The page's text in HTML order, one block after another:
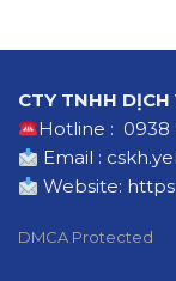
CTY TNHH
Hotline : 0938
Email :
Website:
DMCA Protected